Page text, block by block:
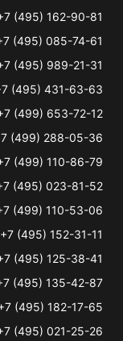
(495) 162-90-81
(495) 085-74-61
(495) 989-21-31
(495) 431-63-63
(499) 653-72-12
(499) 288-05-36
(499) 110-86-79
(495) 023-81-52
(499) 110-53-06
+7 (495) 152-31-11
(495) 125-38-41
(495) 135-42-87
(495) 182-17-65
(495) 021-25-26